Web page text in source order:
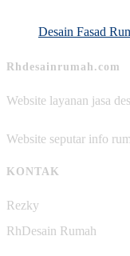
Desain Fasad
Rhdesainrumah.com
Website layanan jasa
Website seputar info
KONTAK
Rezky
RhDesain Rumah